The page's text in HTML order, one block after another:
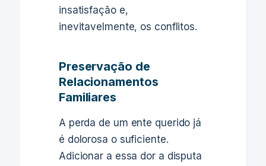
insatisfação e,
inevitavelmente, os conflitos.
Preservação de
Relacionamentos
Familiares
A perda de um ente querido já
é dolorosa o suficiente.
Adicionar a essa dor a disputa